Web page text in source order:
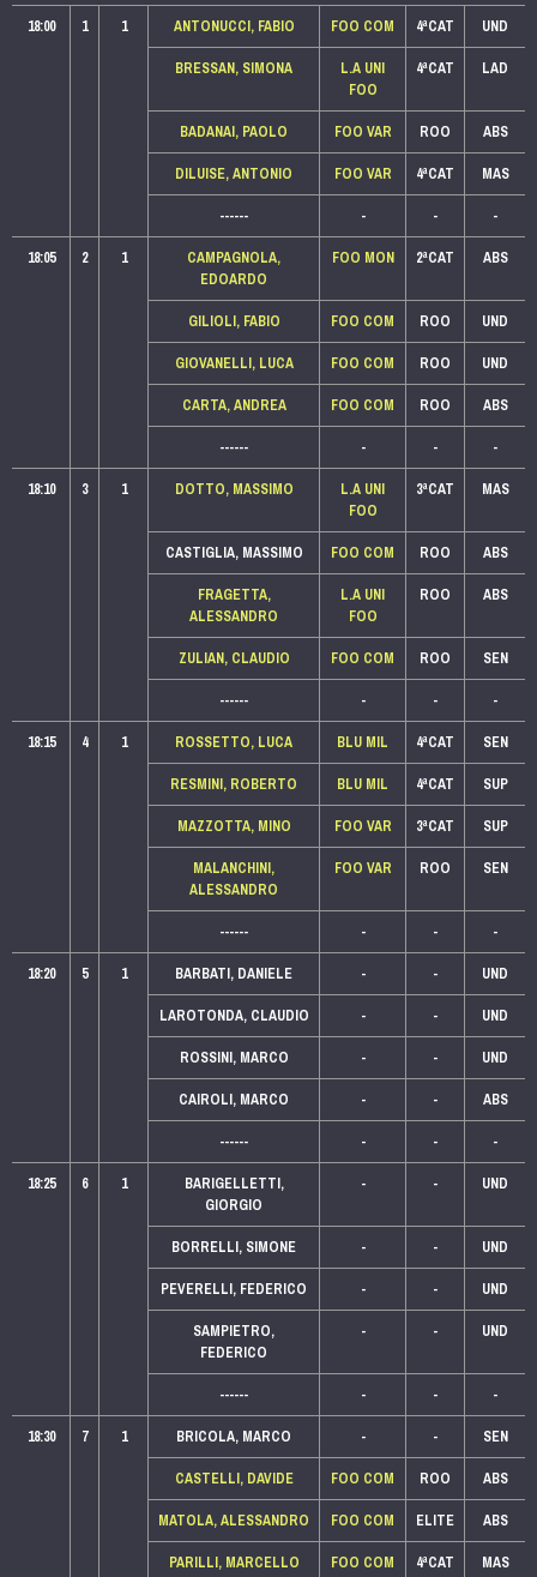
18:00 1 1 ANTONUCCI, FABIO FOO COM 4ªCAT
UND
BRESSAN, SIMONA
L.A UNI
FOO
4ªCAT LAD
BADANAI, PAOLO FOO VAR ROO
ABS
DILUISE, ANTONIO
FOO VAR 4ªCAT
MAS
------
- -
-
18:05
2 1
CAMPAGNOLA,
EDOARDO
FOO MON 2ªCAT ABS
GILIOLI, FABIO FOO COM ROO
UND
GIOVANELLI, LUCA
FOO COM ROO
UND
CARTA, ANDREA
FOO COM ROO
ABS
------
- -
-
18:10
3 1 DOTTO, MASSIMO
L.A UNI
FOO
3ªCAT MAS
CASTIGLIA, MASSIMO FOO COM ROO
ABS
FRAGETTA,
ALESSANDRO
L.A UNI
FOO
ROO ABS
ZULIAN, CLAUDIO FOO COM ROO
SEN
------
- -
-
18:15
4 1 ROSSETTO, LUCA BLU MIL 4ªCAT
SEN
RESMINI, ROBERTO
BLU MIL 4ªCAT
SUP
MAZZOTTA, MINO
FOO VAR 3ªCAT
SUP
MALANCHINI,
ALESSANDRO
FOO VAR ROO SEN
------ - -
-
18:20
5 1 BARBATI, DANIELE - -
UND
LAROTONDA, CLAUDIO
- -
UND
ROSSINI, MARCO
- -
UND
CAIROLI, MARCO
- -
ABS
------
- -
-
18:25
6 1
BARIGELLETTI,
GIORGIO
- - UND
BORRELLI, SIMONE - -
UND
PEVERELLI, FEDERICO
- -
UND
SAMPIETRO,
FEDERICO
- - UND
------ - -
-
18:30
7 1 BRICOLA, MARCO - -
SEN
CASTELLI, DAVIDE
FOO COM ROO
ABS
MATOLA, ALESSANDRO
FOO COM ELITE
ABS
PARILLI, MARCELLO
FOO COM 4ªCAT
MAS